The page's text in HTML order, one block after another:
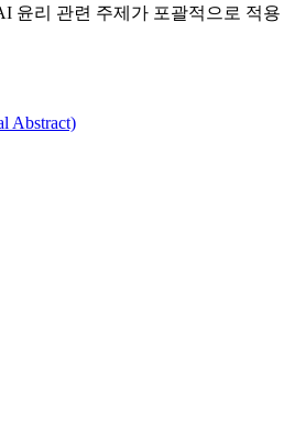
윤리 관련 주제가 포괄적으로 적용
Abstract)